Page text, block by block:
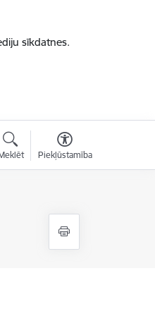
sīkdatnes.
Piekļūstamība